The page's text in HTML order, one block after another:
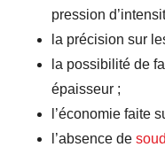
pression
la précision sur
la possibilité de
épaisseur ;
l’économie faite
l’absence de